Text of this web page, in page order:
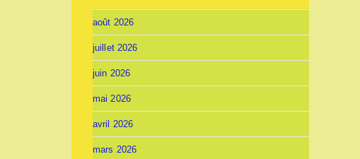
août 2026
juillet 2026
juin 2026
mai 2026
avril 2026
mars 2026